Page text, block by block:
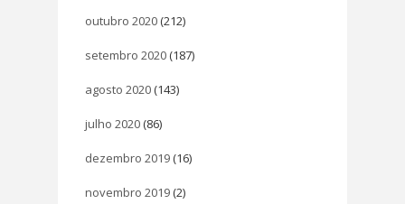
outubro 2020 (212)
setembro 2020 (187)
agosto 2020 (143)
julho 2020 (86)
dezembro 2019 (16)
novembro 2019 (2)